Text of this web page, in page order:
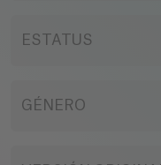
ESTATUS
GÉNERO